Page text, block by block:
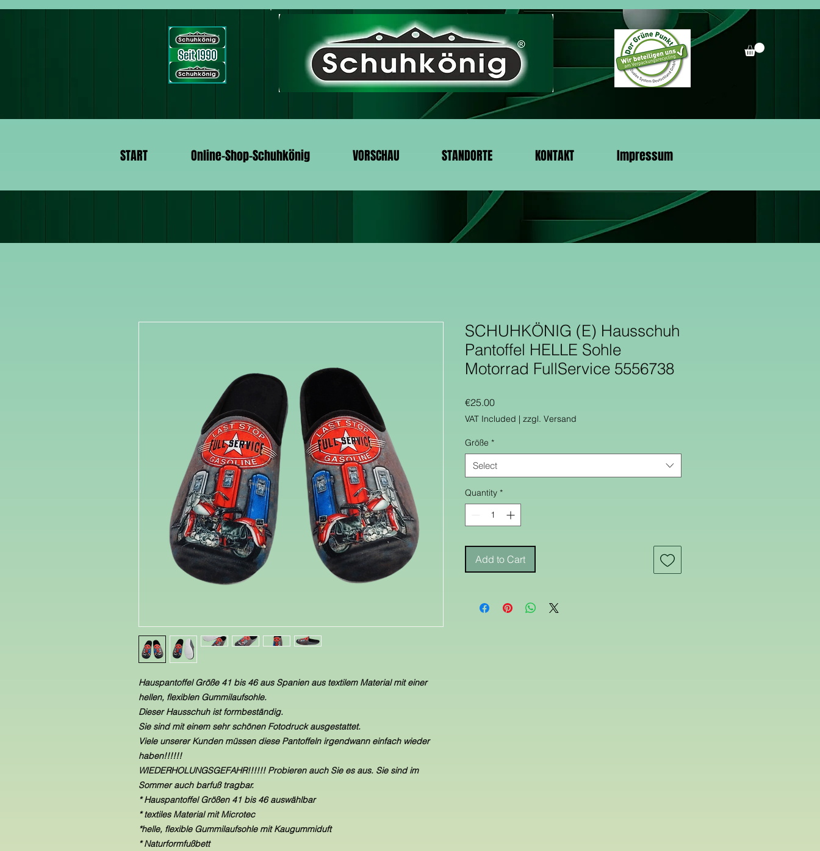
START Online-Shop-Schuhkönig VORSCHAU STANDORTE KONTAKT Impressum
Hauspantoffel Größe 41 bis 46 aus Spanien aus textilem Material mit einer
hellen, flexiblen Gummilaufsohle.
Dieser Hausschuh ist formbeständig.
Sie sind mit einem sehr schönen Fotodruck ausgestattet.
Viele unserer Kunden müssen diese Pantoffeln irgendwann einfach wieder
haben!!!!!!
WIEDERHOLUNGSGEFAHR!!!!!! Probieren auch Sie es aus. Sie sind im
Sommer auch barfuß tragbar.
* Hauspantoffel Größen 41 bis 46 auswählbar
* textiles Material mit Microtec
*helle, flexible Gummilaufsohle mit Kaugummiduft
* Naturformfußbett
SCHUHKÖNIG (E) Hausschuh
Pantoffel HELLE Sohle
Motorrad FullService 5556738
€25.00Price
VAT Included | zzgl. Versand
Größe *
Select
Quantity *
Add to Cart